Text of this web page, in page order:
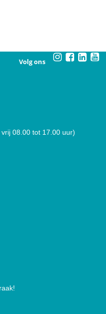
Volg ons
08.00 tot 17.00 uur)